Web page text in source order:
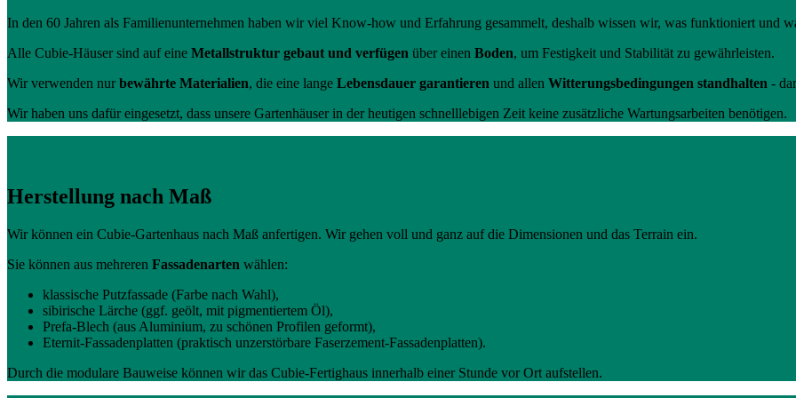
In den 60 Jahren als Familienunternehmen haben wir viel Know-how und Erfahrung gesammelt, deshalb wissen wir, was funktioniert und
Alle Cubie-Häuser sind auf eine Metallstruktur gebaut und verfügen über einen Boden, um Festigkeit und Stabilität zu gewährleisten.
Wir verwenden nur bewährte Materialien, die eine lange Lebensdauer garantieren und allen Witterungsbedingungen standhalten -
Wir haben uns dafür eingesetzt, dass unsere Gartenhäuser in der heutigen schnelllebigen Zeit keine zusätzliche Wartungsarbeiten benötigen.
Herstellung nach Maß
Wir können ein Cubie-Gartenhaus nach Maß anfertigen. Wir gehen voll und ganz auf die Dimensionen und das Terrain ein.
Sie können aus mehreren Fassadenarten wählen:
klassische Putzfassade (Farbe nach Wahl),
sibirische Lärche (ggf. geölt, mit pigmentiertem Öl),
Prefa-Blech (aus Aluminium, zu schönen Profilen geformt),
Eternit-Fassadenplatten (praktisch unzerstörbare Faserzement-Fassadenplatten).
Durch die modulare Bauweise können wir das Cubie-Fertighaus innerhalb einer Stunde vor Ort aufstellen.